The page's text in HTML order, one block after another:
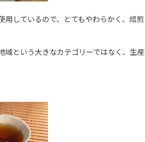
用しているので、とてもやわらかく、焙煎
域という大きなカテゴリーではなく、生産